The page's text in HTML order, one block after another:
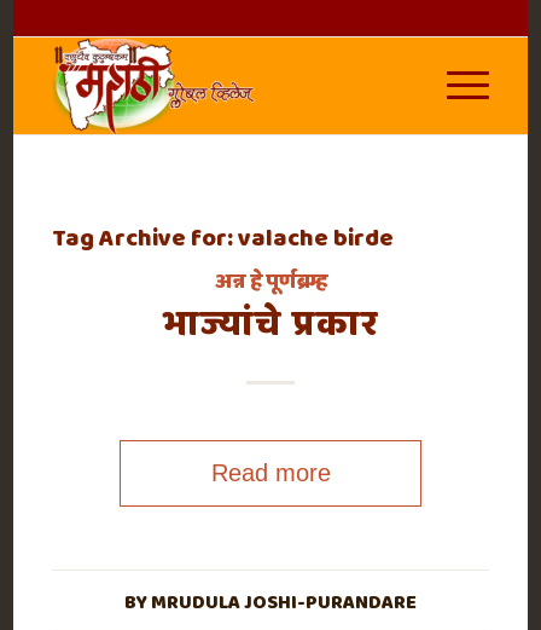
Tag Archive for:valache birde
अन्न हे पूर्णब्रम्ह
भाज्यांचे प्रकार
Read more
BYMRUDULA JOSHI-PURANDARE